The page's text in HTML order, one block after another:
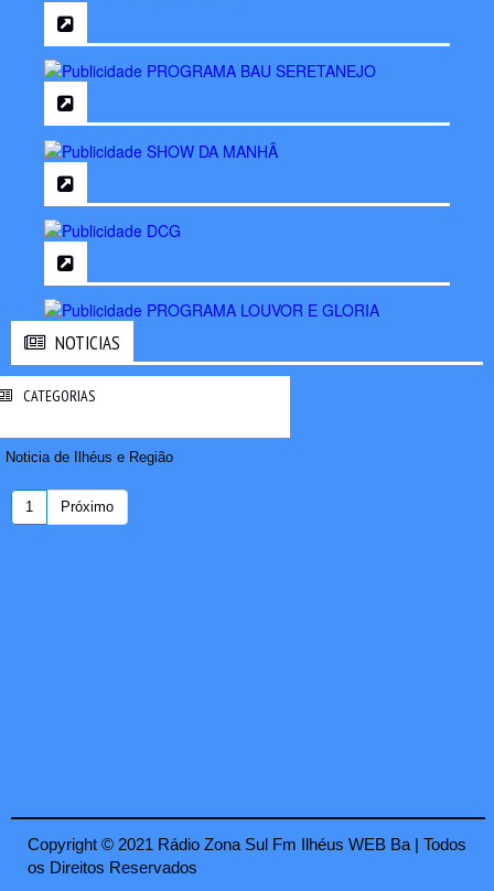
NOTICIAS
CATEGORIAS
Noticia de Ilhéus e Região
1 Próximo
Copyright © 2021 Rádio Zona Sul Fm Ilhéus WEB Ba | Todos
os Direitos Reservados